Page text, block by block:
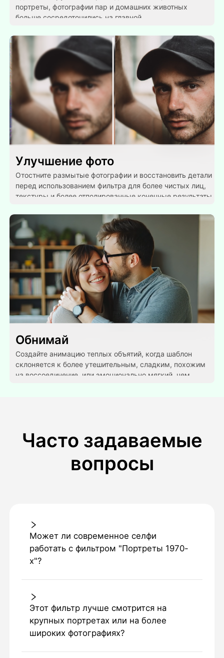
портреты, фотографии пар и домашних животных
больше сосредоточились на главной.
Улучшение фото
Отостните размытые фотографии и восстановить детали
перед использованием фильтра для более чистых лиц,
текстуры и более отполированные конечные результаты.
Обнимай
Создайте анимацию теплых объятий, когда шаблон
склоняется к более утешительным, сладким, похожим
на воссоединение, или эмоционально мягкий, чем
Часто задаваемые
вопросы
Может ли современное селфи
работать с фильтром "Портреты 1970-
х"?
Этот фильтр лучше смотрится на
крупных портретах или на более
широких фотографиях?